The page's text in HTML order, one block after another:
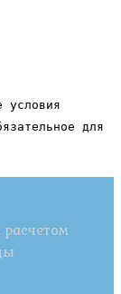
условия
для